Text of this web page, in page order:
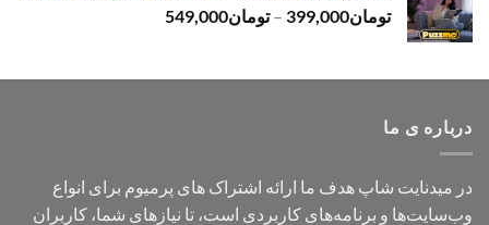
تومان399,000
– تومان549,000
تا
درباره ی ما
در میدنایت شاپ هدف ما ارائه اشتراک های پرمیوم برای انواع
وب‌سایت‌ها و برنامه‌های کاربردی است، تا نیازهای شما، کاربران